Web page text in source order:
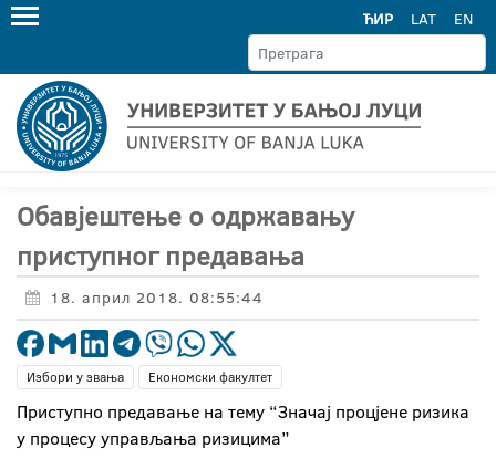
ЋИР LAT EN
Обавјештење о одржавању
приступног предавања
18. април 2018. 08:55:44
Избори у звања Економски факултет
Приступнo прeдaвaњe нa тeму “Значај процјене ризика
у процесу управљања ризицима”